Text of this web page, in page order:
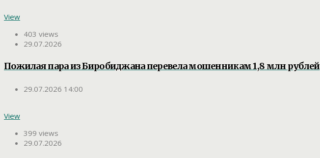
View
403 views
29.07.2026
Пожилая пара из Биробиджана перевела мошенникам 1,8 млн рублей
29.07.2026 14:00
View
399 views
29.07.2026